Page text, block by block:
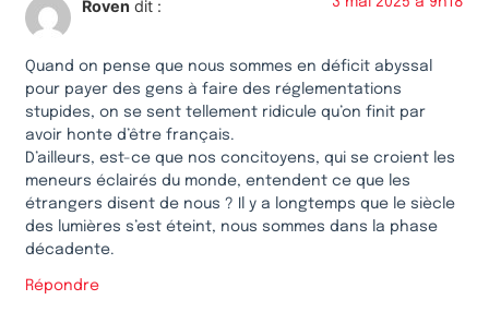
Roven dit :
Quand on pense que nous sommes en déficit abyssal
pour payer des gens à faire des réglementations
stupides, on se sent tellement ridicule qu’on finit par
avoir honte d’être français.
D’ailleurs, est-ce que nos concitoyens, qui se croient les
meneurs éclairés du monde, entendent ce que les
étrangers disent de nous ? Il y a longtemps que le siècle
des lumières s’est éteint, nous sommes dans la phase
décadente.
Répondre